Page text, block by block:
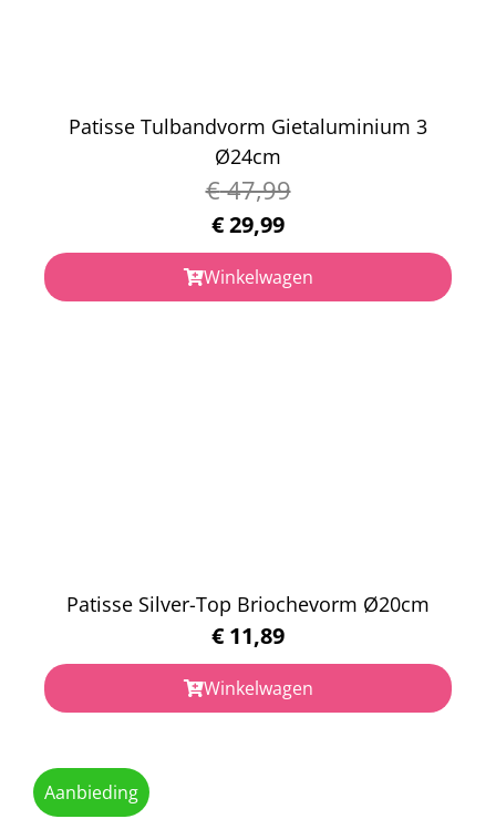
Patisse Tulbandvorm Gietaluminium 3
Ø24cm
€47,99
€29,99
Winkelwagen
Patisse Silver-Top Briochevorm Ø20cm
€ 11,89
Winkelwagen
Aanbieding